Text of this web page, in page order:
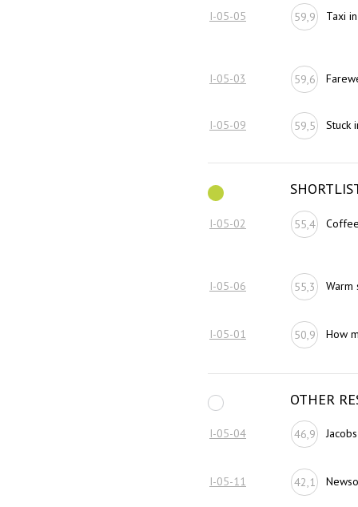
I-05-05 59,9 Taxi
I-05-03 59,6
I-05-09 59,5 Stuck
I-05-02 55,4
I-05-06 55,3 Warm
I-05-01 50,9 How
OTHER
I-05-04 46,9
I-05-11 42,1